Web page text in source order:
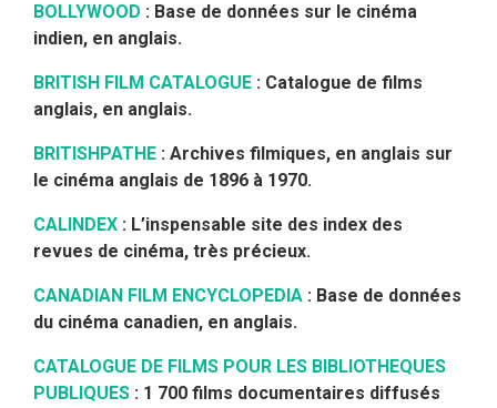
BOLLYWOOD : Base de données sur le cinéma
indien, en anglais.
BRITISH FILM CATALOGUE : Catalogue de films
anglais, en anglais.
BRITISHPATHE : Archives filmiques, en anglais sur
le cinéma anglais de 1896 à 1970.
CALINDEX : L’inspensable site des index des
revues de cinéma, très précieux.
CANADIAN FILM ENCYCLOPEDIA : Base de données
du cinéma canadien, en anglais.
CATALOGUE DE FILMS POUR LES BIBLIOTHEQUES
PUBLIQUES : 1 700 films documentaires diffusés